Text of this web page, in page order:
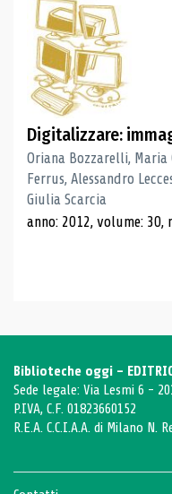
Digitalizzare:
Oriana Bozzarelli, Maria
Ferrus, Alessandro
Giulia Scarcia
anno: 2012, volume: 30,
Biblioteche oggi -
Sede legale: Via Lesmi 6 -
P.IVA, C.F. 01823660152
R.E.A. C.C.I.A.A. di Milano N.